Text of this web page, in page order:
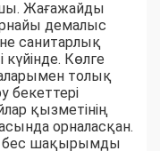
Жағажайды
демалыс
санитарлық
күйінде. Көлге
толық
бекеттері
қызметінің
орналасқан.
бес шақырымды